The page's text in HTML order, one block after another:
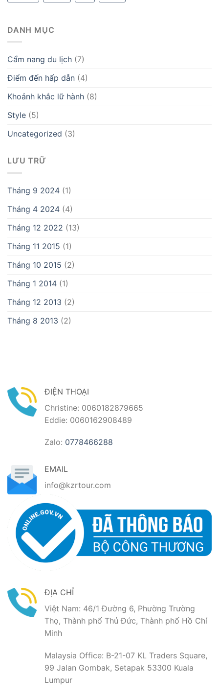
DANH MỤC
Cẩm nang du lịch (7)
Điểm đến hấp dẫn (4)
Khoảnh khắc lữ hành (8)
Style (5)
Uncategorized (3)
LƯU TRỮ
Tháng 9 2024 (1)
Tháng 4 2024 (4)
Tháng 12 2022 (13)
Tháng 11 2015 (1)
Tháng 10 2015 (2)
Tháng 1 2014 (1)
Tháng 12 2013 (2)
Tháng 8 2013 (2)
ĐIỆN THOẠI
Christine: 0060182879665
Eddie: 0060162908489
Zalo: 0778466288
EMAIL
info@kzrtour.com
ĐỊA CHỈ
Việt Nam: 46/1 Đường 6, Phường Trường
Thọ, Thành phố Thủ Đức, Thành phố Hồ Chí
Minh
Malaysia Office: B-21-07 KL Traders Square,
99 Jalan Gombak, Setapak 53300 Kuala
Lumpur